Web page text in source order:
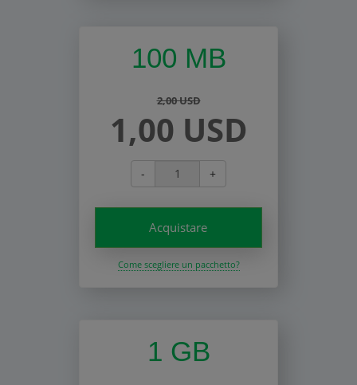
100 MB
2,00 USD
1,00 USD
- +
Acquistare
Come scegliere un pacchetto?
1 GB